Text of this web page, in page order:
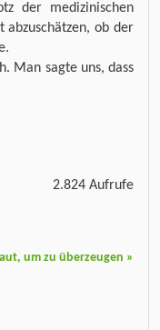
der medizinischen
abzuschätzen, ob der
Man sagte uns, dass
2.824 Aufrufe
um zu überzeugen »